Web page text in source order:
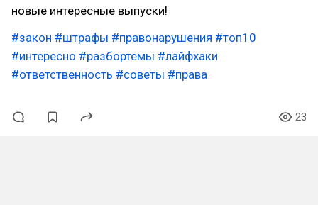
новые интересные выпуски!
#закон #штрафы #правонарушения #топ10
#интересно #разбортемы #лайфхаки
#ответственность #советы #права
23